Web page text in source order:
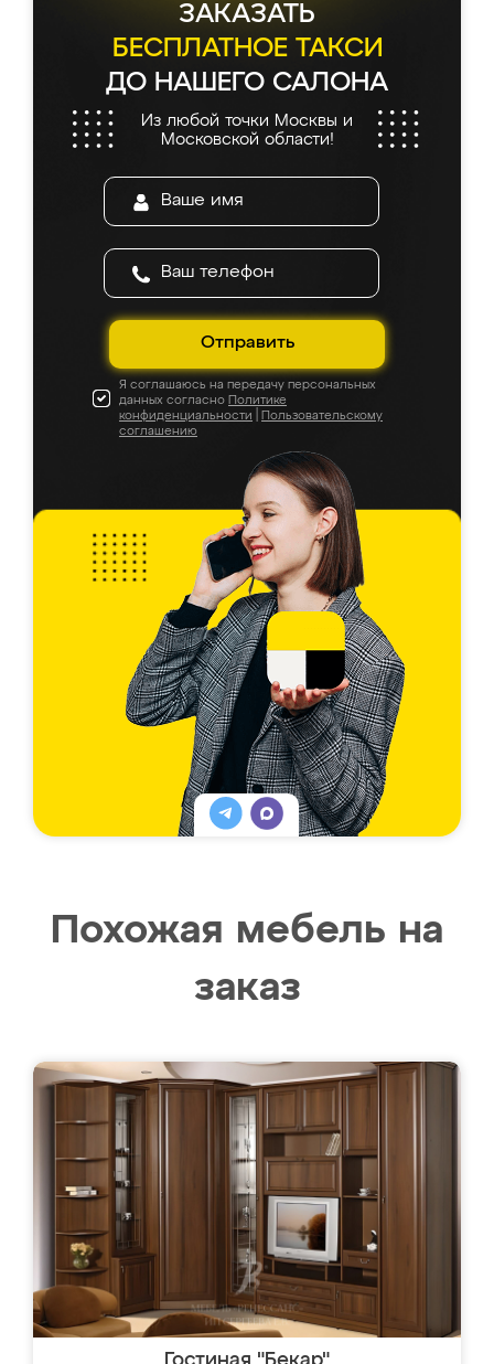
ЗАКАЗАТЬ
БЕСПЛАТНОЕ ТАКСИ
ДО НАШЕГО САЛОНА
Из любой точки Москвы и
Московской области!
Отправить
Я соглашаюсь на передачу персональных
данных согласно Политике
конфиденциальности
Пользовательскому
соглашению
Похожая мебель на
заказ